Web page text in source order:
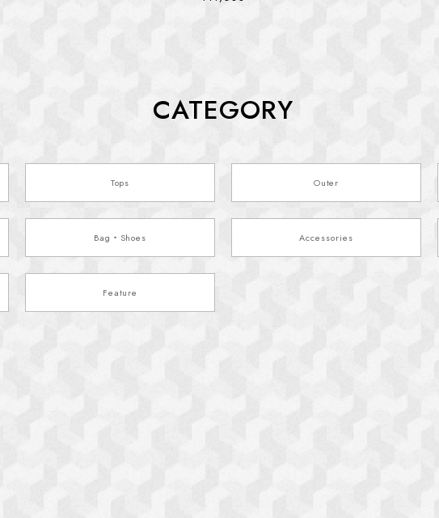
CATEGORY
Tops Outer
Bag・Shoes Accessories
Feature